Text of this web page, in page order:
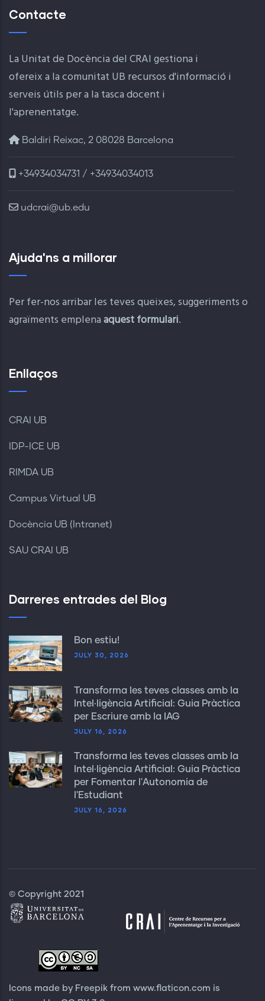
Contacte
La Unitat de Docència del CRAI gestiona i
ofereix a la comunitat UB recursos d'informació i
serveis útils per a la tasca docent i
l'aprenentatge.
Baldiri Reixac, 2 08028 Barcelona
+34934034731 / +34934034013
udcrai@ub.edu
Ajuda'ns a millorar
Per fer-nos arribar les teves queixes, suggeriments o
agraïments emplenaaquest formulari.
Enllaços
CRAI UB
IDP-ICE UB
RIMDA UB
Campus Virtual UB
Docència UB (Intranet)
SAU CRAI UB
Darreres entrades del Blog
Bon estiu!
JULY 30, 2026
Transforma les teves classes amb la
Intel·ligència Artificial: Guia Pràctica
per Escriure amb la IAG
JULY 16, 2026
Transforma les teves classes amb la
Intel·ligència Artificial: Guia Pràctica
per Fomentar l'Autonomia de
l'Estudiant
JULY 16, 2026
© Copyright 2021
Icons made by Freepik from www.flaticon.com is